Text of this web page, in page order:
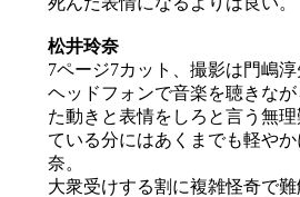
松井玲奈
7ページ7カット、撮影は門嶋淳
ヘッドフォンで音楽を聴きな
た動きと表情をしろと言う無
ている分にはあくまでも軽や
奈。
大衆受けする割に複雑怪奇で